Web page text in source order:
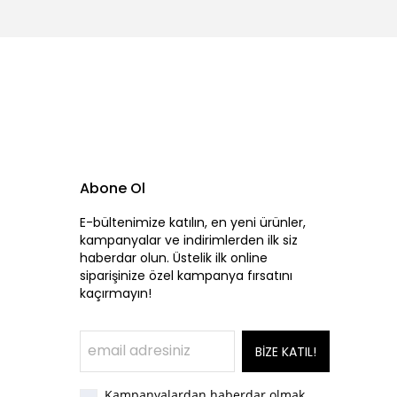
Abone Ol
E-bültenimize katılın, en yeni ürünler,
kampanyalar ve indirimlerden ilk siz
haberdar olun. Üstelik ilk online
siparişinize özel kampanya fırsatını
kaçırmayın!
BİZE KATIL!